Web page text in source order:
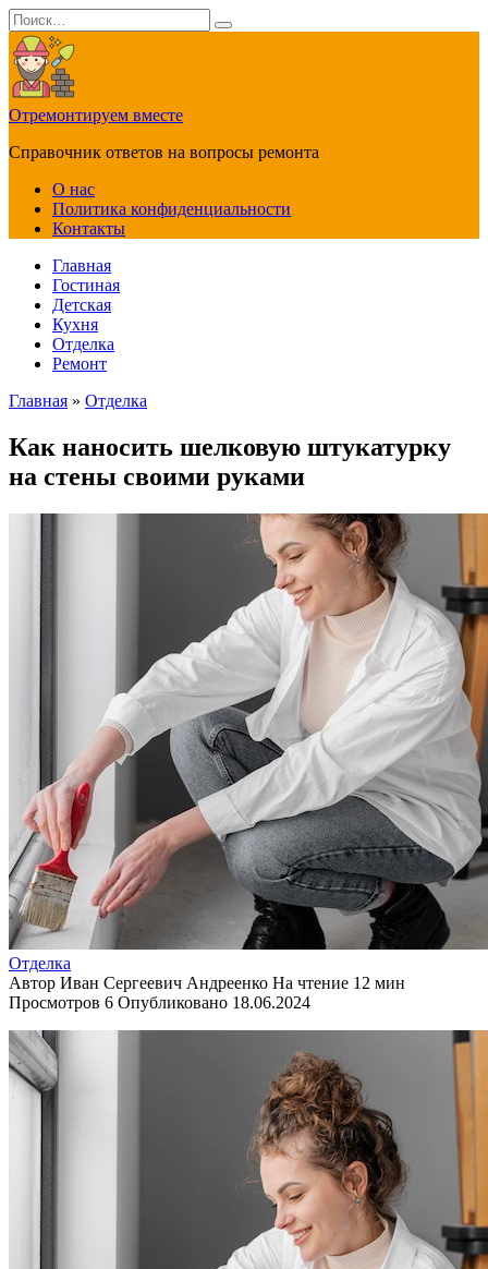
Перейти
к
содержанию
Search
for:
Отремонтируем вместе
Справочник ответов на вопросы ремонта
О нас
Политика конфиденциальности
Контакты
Главная
Гостиная
Детская
Кухня
Отделка
Ремонт
Главная » Отделка
Как наносить шелковую штукатурку
на стены своими руками
Отделка
Автор Иван Сергеевич Андреенко На чтение 12 мин
Просмотров 6 Опубликовано 18.06.2024